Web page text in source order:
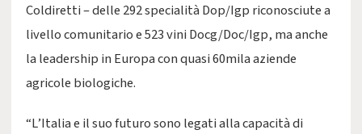
Coldiretti – delle 292 specialità Dop/Igp riconosciute a
livello comunitario e 523 vini Docg/Doc/Igp, ma anche
la leadership in Europa con quasi 60mila aziende
agricole biologiche.
“L’Italia e il suo futuro sono legati alla capacità di